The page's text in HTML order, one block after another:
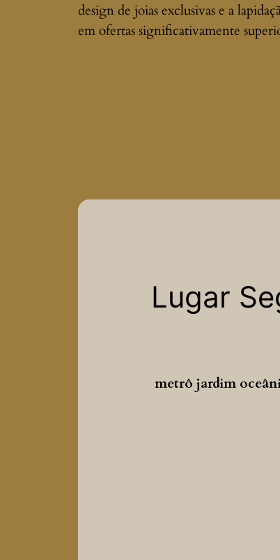
design de joias exclusivas e a
em ofertas significativamente
Lugar
metrô jardim